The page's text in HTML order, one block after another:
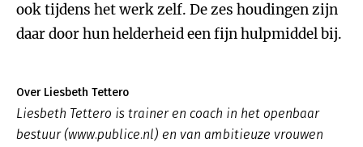
ook tijdens het werk zelf. De zes houdingen zijn
daar door hun helderheid een fijn hulpmiddel bij.
Over Liesbeth Tettero
Liesbeth Tettero is trainer en coach in het openbaar
bestuur (www.publice.nl) en van ambitieuze vrouwen